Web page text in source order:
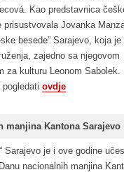
Kao predstavnica
prisustvovala Jovanka
besede” Sarajevo, koja
zajedno sa njegovom
za kulturu Leonom Sabolek.
ovdje
manjina Kantona Sarajevo
“ Sarajevo je i ove godine
nacionalnih manjina